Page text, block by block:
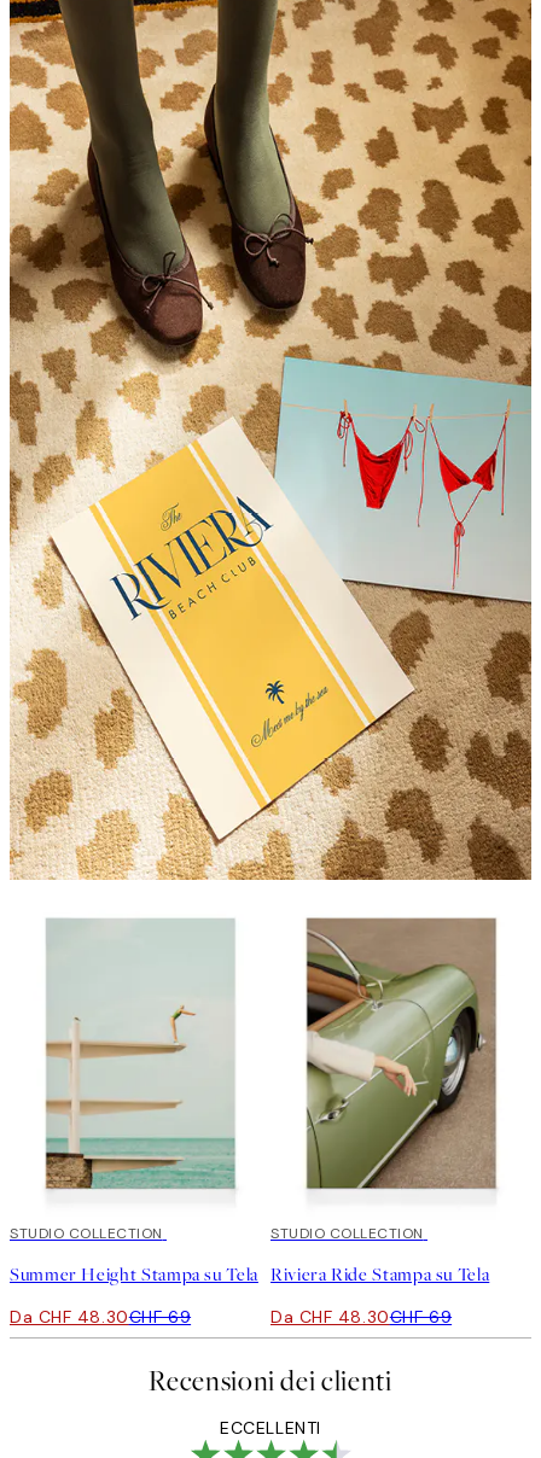
30%*
STUDIO COLLECTION
Summer Height Stampa su Tela
Da CHF 48.30CHF 69
30%*
STUDIO COLLECTION
Riviera Ride Stampa su Tela
Da CHF 48.30CHF 69
Recensioni dei clienti
ECCELLENTI